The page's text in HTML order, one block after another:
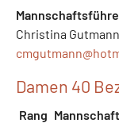
Christina Gutmann
cmgutmann@
Damen 40
Rang Mannschaft